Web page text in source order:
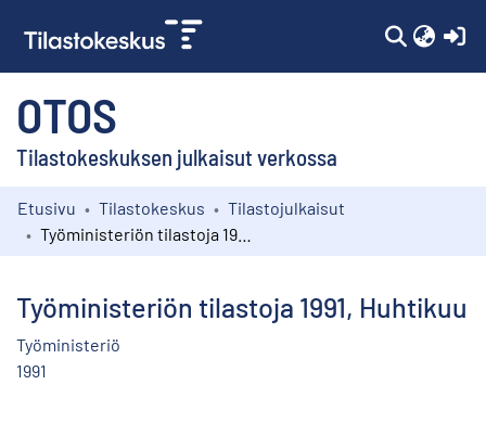
OTOS
Tilastokeskuksen julkaisut verkossa
Kokoelmat
Etusivu Tilastokeskus
Tilastojulkaisut
Työministeriön tilastoja 1991, Huhtikuu
Työministeriö
1991